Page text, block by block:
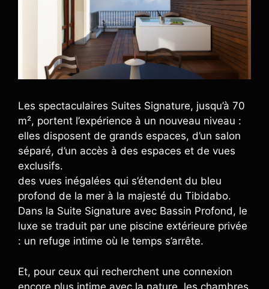
Les spectaculaires Suites Signature, jusqu’à 70
m², portent l’expérience à un nouveau niveau :
elles disposent de grands espaces, d’un salon
séparé, d’un accès à des espaces et de vues
exclusifs.
des vues inégalées qui s’étendent du bleu
profond de la mer à la majesté du Tibidabo.
Dans la Suite Signature avec Bassin Profond, le
luxe se traduit par une piscine extérieure privée
: un refuge intime où le temps s’arrête.
Et, pour ceux qui recherchent une connexion
encore plus intime avec la nature, les chambres